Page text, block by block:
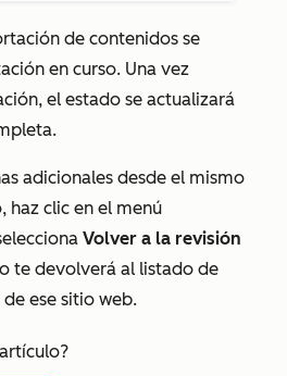
de contenidos se
en curso. Una vez
el estado se actualizará
adicionales desde el mismo
haz clic en el menú
Volver a la revisión
te devolverá al listado de
ese sitio web.